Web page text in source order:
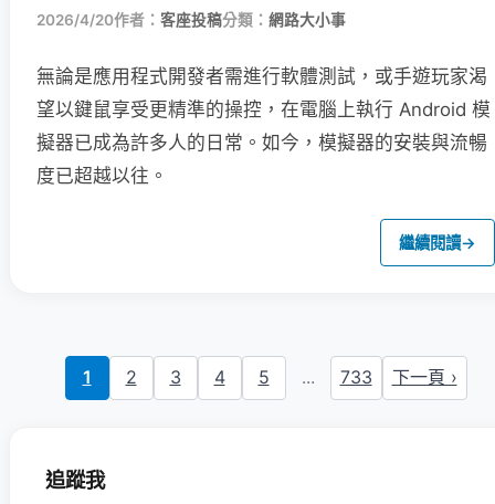
2026/4/20作者： 客座投稿分類： 網路大小事
無論是應用程式開發者需進行軟體測試，或手遊玩家渴
望以鍵鼠享受更精準的操控，在電腦上執行 Android 模
擬器已成為許多人的日常。如今，模擬器的安裝與流暢
度已超越以往。
繼續閱讀→
1 2 3 4 5 ... 733 下一頁 ›
追蹤我